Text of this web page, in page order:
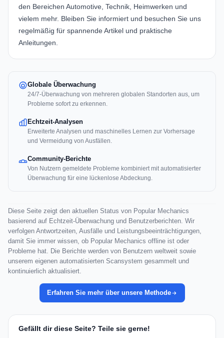
den Bereichen Automotive, Technik, Heimwerken und
vielem mehr. Bleiben Sie informiert und besuchen Sie uns
regelmäßig für spannende Artikel und praktische
Anleitungen.
Globale Überwachung
24/7-Überwachung von mehreren globalen Standorten aus, um
Probleme sofort zu erkennen.
Echtzeit-Analysen
Erweiterte Analysen und maschinelles Lernen zur Vorhersage
und Vermeidung von Ausfällen.
Community-Berichte
Von Nutzern gemeldete Probleme kombiniert mit automatisierter
Überwachung für eine lückenlose Abdeckung.
Diese Seite zeigt den aktuellen Status von Popular Mechanics
basierend auf Echtzeit-Überwachung und Benutzerberichten. Wir
verfolgen Antwortzeiten, Ausfälle und Leistungsbeeinträchtigungen,
damit Sie immer wissen, ob Popular Mechanics offline ist oder
Probleme hat. Die Berichte werden von Benutzern weltweit sowie
unserem eigenen automatisierten Scansystem gesammelt und
kontinuierlich aktualisiert.
Erfahren Sie mehr über unsere Methode
Gefällt dir diese Seite? Teile sie gerne!